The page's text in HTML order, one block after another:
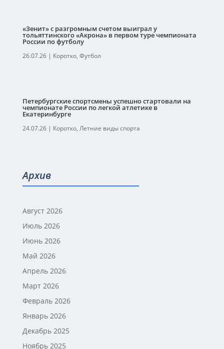
«Зенит» с разгромным счетом выиграл у
тольяттинского «Акрона» в первом туре чемпионата
России по футболу
26.07.26| Коротко, Футбол
Петербургские спортсмены успешно стартовали на
чемпионате России по легкой атлетике в
Екатеринбурге
24.07.26| Коротко, Летние виды спорта
Архив
Август 2026
Июль 2026
Июнь 2026
Май 2026
Апрель 2026
Март 2026
Февраль 2026
Январь 2026
Декабрь 2025
Ноябрь 2025